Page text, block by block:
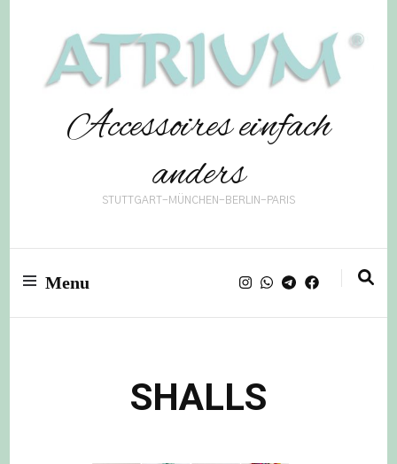
Accessoires einfach
anders
STUTTGART-MÜNCHEN-BERLIN-PARIS
Menu
SHALLS